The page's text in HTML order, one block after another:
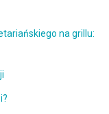
na grillu: